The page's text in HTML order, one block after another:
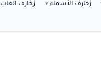
زخارف الأسماء زخارف العاب